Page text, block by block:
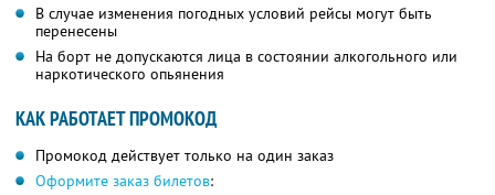
В случае изменения погодных условий рейсы могут быть
перенесены
На борт не допускаются лица в состоянии алкогольного или
наркотического опьянения
КАК РАБОТАЕТ ПРОМОКОД
Промокод действует только на один заказ
Оформите заказ билетов: